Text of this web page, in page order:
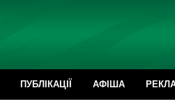
ПУБЛІКАЦІЇ АФІША